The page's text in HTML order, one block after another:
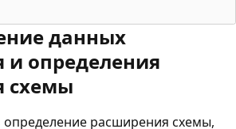
данных
определения
схемы
расширения схемы,